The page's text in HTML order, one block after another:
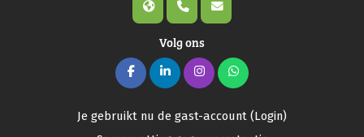
Volg ons
Je gebruikt nu de gast-account (Login)